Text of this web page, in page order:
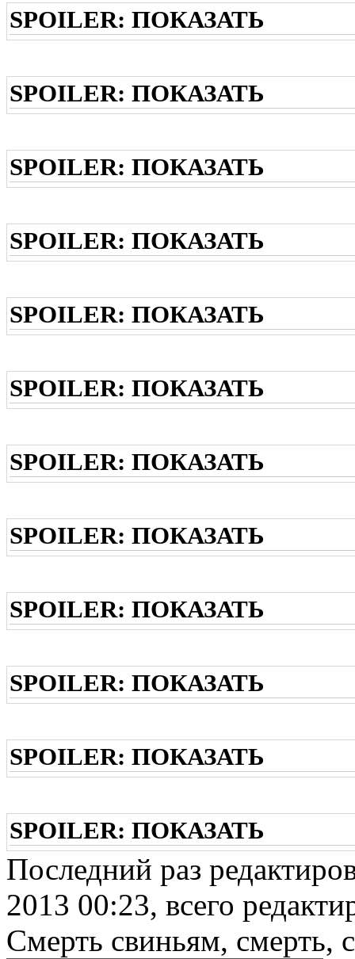
SPOILER: ПОКАЗАТЬ
SPOILER: ПОКАЗАТЬ
SPOILER: ПОКАЗАТЬ
SPOILER: ПОКАЗАТЬ
SPOILER: ПОКАЗАТЬ
SPOILER: ПОКАЗАТЬ
SPOILER: ПОКАЗАТЬ
SPOILER: ПОКАЗАТЬ
SPOILER: ПОКАЗАТЬ
SPOILER: ПОКАЗАТЬ
SPOILER: ПОКАЗАТЬ
SPOILER: ПОКАЗАТЬ
Последний раз
2013 00:23, всего
Смерть свиньям, смерть,